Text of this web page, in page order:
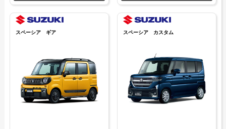
スペーシア ギア スペーシア カスタム